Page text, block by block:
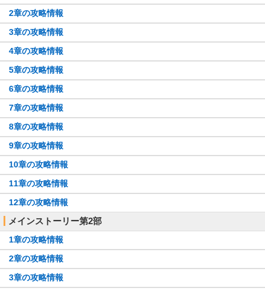
2章の攻略情報
3章の攻略情報
4章の攻略情報
5章の攻略情報
6章の攻略情報
7章の攻略情報
8章の攻略情報
9章の攻略情報
10章の攻略情報
11章の攻略情報
12章の攻略情報
メインストーリー第2部
1章の攻略情報
2章の攻略情報
3章の攻略情報